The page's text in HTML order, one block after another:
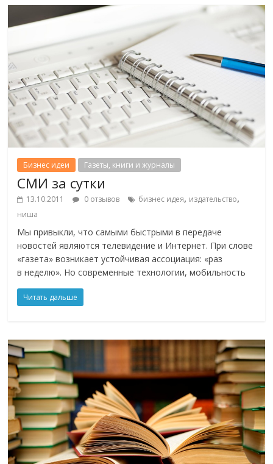
Бизнес идеи Газеты, книги и журналы
СМИ за сутки
13.10.2011 0 отзывов бизнес идея, издательство,
ниша
Мы привыкли, что самыми быстрыми в передаче
новостей являются телевидение и Интернет. При слове
«газета» возникает устойчивая ассоциация: «раз
в неделю». Но современные технологии, мобильность
Читать дальше